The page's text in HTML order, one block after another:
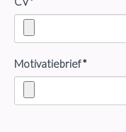
Motivatiebrief*